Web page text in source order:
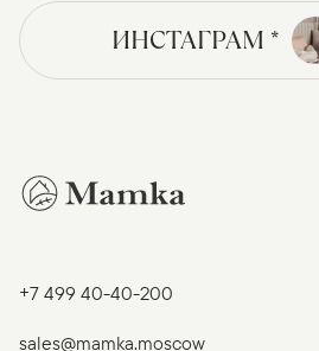
ИНСТАГРАМ *
+7 499 40-40-200
sales@mamka.moscow